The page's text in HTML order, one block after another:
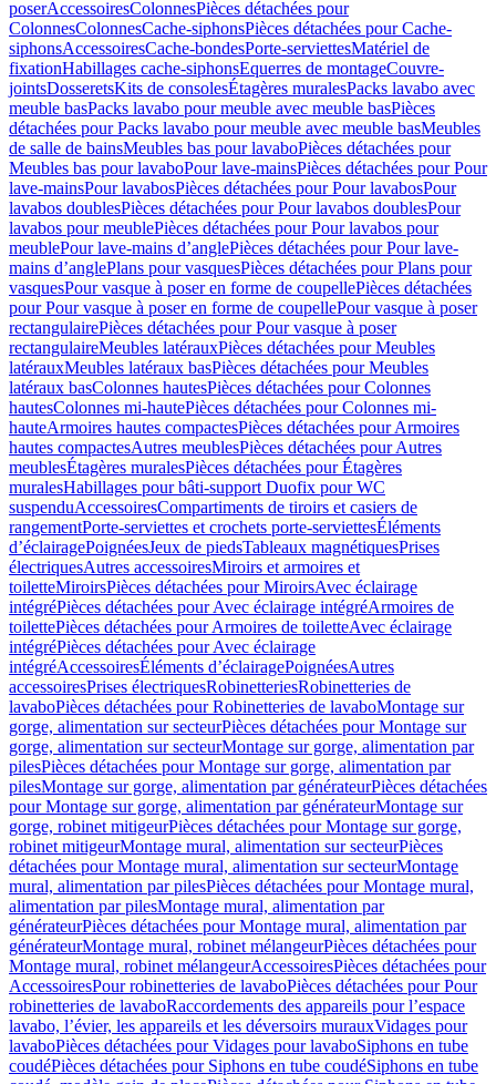
poserAccessoiresColonnesPièces détachées pour
ColonnesColonnesCache-siphonsPièces détachées pour Cache-
siphonsAccessoiresCache-bondesPorte-serviettesMatériel de
fixationHabillages cache-siphonsEquerres de montageCouvre-
jointsDosseretsKits de consolesÉtagères muralesPacks lavabo avec
meuble basPacks lavabo pour meuble avec meuble basPièces
détachées pour Packs lavabo pour meuble avec meuble basMeubles
de salle de bainsMeubles bas pour lavaboPièces détachées pour
Meubles bas pour lavaboPour lave-mainsPièces détachées pour Pour
lave-mainsPour lavabosPièces détachées pour Pour lavabosPour
lavabos doublesPièces détachées pour Pour lavabos doublesPour
lavabos pour meublePièces détachées pour Pour lavabos pour
meublePour lave-mains d’anglePièces détachées pour Pour lave-
mains d’anglePlans pour vasquesPièces détachées pour Plans pour
vasquesPour vasque à poser en forme de coupellePièces détachées
pour Pour vasque à poser en forme de coupellePour vasque à poser
rectangulairePièces détachées pour Pour vasque à poser
rectangulaireMeubles latérauxPièces détachées pour Meubles
latérauxMeubles latéraux basPièces détachées pour Meubles
latéraux basColonnes hautesPièces détachées pour Colonnes
hautesColonnes mi-hautePièces détachées pour Colonnes mi-
hauteArmoires hautes compactesPièces détachées pour Armoires
hautes compactesAutres meublesPièces détachées pour Autres
meublesÉtagères muralesPièces détachées pour Étagères
muralesHabillages pour bâti-support Duofix pour WC
suspenduAccessoiresCompartiments de tiroirs et casiers de
rangementPorte-serviettes et crochets porte-serviettesÉléments
d’éclairagePoignéesJeux de piedsTableaux magnétiquesPrises
électriquesAutres accessoiresMiroirs et armoires et
toiletteMiroirsPièces détachées pour MiroirsAvec éclairage
intégréPièces détachées pour Avec éclairage intégréArmoires de
toilettePièces détachées pour Armoires de toiletteAvec éclairage
intégréPièces détachées pour Avec éclairage
intégréAccessoiresÉléments d’éclairagePoignéesAutres
accessoiresPrises électriquesRobinetteriesRobinetteries de
lavaboPièces détachées pour Robinetteries de lavaboMontage sur
gorge, alimentation sur secteurPièces détachées pour Montage sur
gorge, alimentation sur secteurMontage sur gorge, alimentation par
pilesPièces détachées pour Montage sur gorge, alimentation par
pilesMontage sur gorge, alimentation par générateurPièces détachées
pour Montage sur gorge, alimentation par générateurMontage sur
gorge, robinet mitigeurPièces détachées pour Montage sur gorge,
robinet mitigeurMontage mural, alimentation sur secteurPièces
détachées pour Montage mural, alimentation sur secteurMontage
mural, alimentation par pilesPièces détachées pour Montage mural,
alimentation par pilesMontage mural, alimentation par
générateurPièces détachées pour Montage mural, alimentation par
générateurMontage mural, robinet mélangeurPièces détachées pour
Montage mural, robinet mélangeurAccessoiresPièces détachées pour
AccessoiresPour robinetteries de lavaboPièces détachées pour Pour
robinetteries de lavaboRaccordements des appareils pour l’espace
lavabo, l’évier, les appareils et les déversoirs murauxVidages pour
lavaboPièces détachées pour Vidages pour lavaboSiphons en tube
coudéPièces détachées pour Siphons en tube coudéSiphons en tube